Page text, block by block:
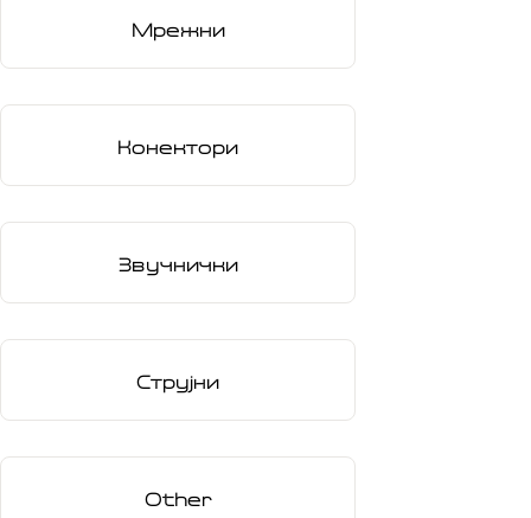
Мрежни
Конектори
Звучнички
Струјни
Other